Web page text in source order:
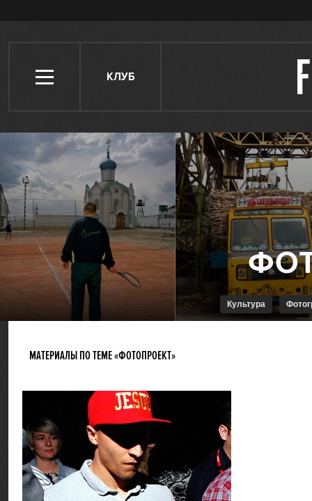
КЛУБ
Культура
МАТЕРИАЛЫ ПО ТЕМЕ «ФОТОПРОЕКТ»